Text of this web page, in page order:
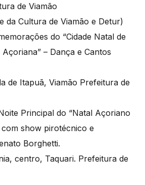
de Viamão
da Cultura de Viamão e Detur)
do “Cidade Natal de
Açoriana” – Dança e Cantos
de Itapuã, Viamão Prefeitura de
Principal do “Natal Açoriano
show pirotécnico e
Borghetti.
centro, Taquari. Prefeitura de